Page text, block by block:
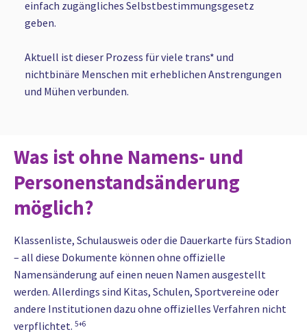
einfach zugängliches Selbstbestimmungsgesetz
geben.
Aktuell ist dieser Prozess für viele trans* und
nichtbinäre Menschen mit erheblichen Anstrengungen
und Mühen verbunden.
Was ist ohne Namens- und
Personenstandsänderung
möglich?
Klassenliste, Schulausweis oder die Dauerkarte fürs Stadion
– all diese Dokumente können ohne offizielle
Namensänderung auf einen neuen Namen ausgestellt
werden. Allerdings sind Kitas, Schulen, Sportvereine oder
andere Institutionen dazu ohne offizielles Verfahren nicht
verpflichtet. 5+6